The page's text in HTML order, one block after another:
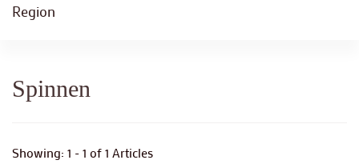
Region
Spinnen
Showing: 1 - 1 of 1 Articles